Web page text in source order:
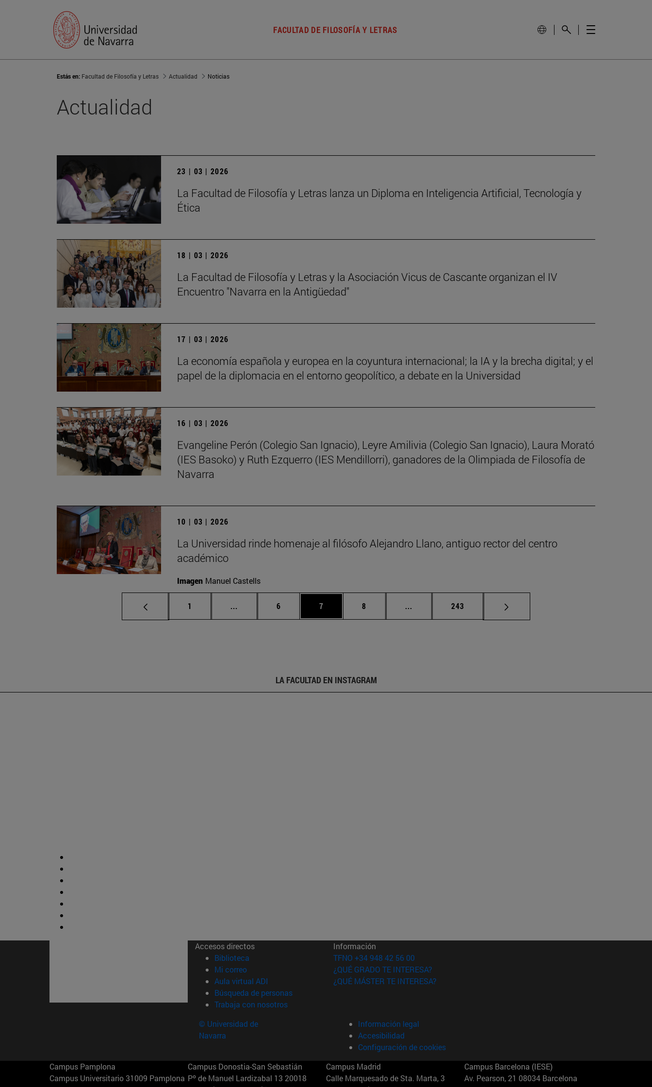
FACULTAD DE FILOSOFÍA Y LETRAS
Estás en: Facultad de Filosofía y Letras Actualidad Noticias
Actualidad
23 | 03 | 2026
La Facultad de Filosofía y Letras lanza un Diploma en Inteligencia Artificial, Tecnología y
Ética
18 | 03 | 2026
La Facultad de Filosofía y Letras y la Asociación Vicus de Cascante organizan el IV
Encuentro "Navarra en la Antigüedad"
17 | 03 | 2026
La economía española y europea en la coyuntura internacional; la IA y la brecha digital; y el
papel de la diplomacia en el entorno geopolítico, a debate en la Universidad
16 | 03 | 2026
Evangeline Perón (Colegio San Ignacio), Leyre Amilivia (Colegio San Ignacio), Laura Morató
(IES Basoko) y Ruth Ezquerro (IES Mendillorri), ganadores de la Olimpiada de Filosofía de
Navarra
10 | 03 | 2026
La Universidad rinde homenaje al filósofo Alejandro Llano, antiguo rector del centro
académico
Imagen Manuel Castells
Página
1 ... Páginas intermedias Use TAB para desplazarse.
Página
6 Página
7 Página
8 ... Páginas intermedias Use TAB para desplazarse.
Página
243
LA FACULTAD EN INSTAGRAM
Accesos directos
Biblioteca (abre en nueva ventana)
Mi correo(abre en nueva ventana)
Aula virtual ADI (abre en nueva ventana)
Búsqueda de personas(abre en nueva ventana)
Trabaja con nosotros(abre en nueva ventana)
Información
TFNO +34 948 42 56 00
¿QUÉ GRADO TE INTERESA?
¿QUÉ MÁSTER TE INTERESA?
© Universidad de
Navarra
Información legal
Accesibilidad
Configuración de cookies
Campus Pamplona
Campus Universitario 31009 Pamplona
Campus Donostia-San Sebastián
Pº de Manuel Lardizabal 13 20018
Campus Madrid
Calle Marquesado de Sta. Marta, 3
Campus Barcelona (IESE)
Av. Pearson, 21 08034 Barcelona